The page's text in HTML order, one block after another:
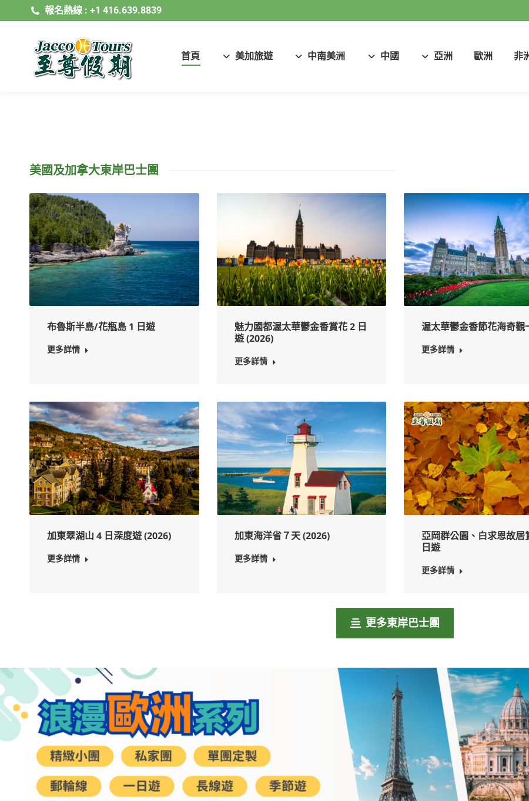
報名熱線 : +1 416.639.8839
首頁 美加旅遊 中南美洲 中國 亞洲 歐洲 非
美國及加拿大東岸巴士團
布魯斯半島/花瓶島 1 日遊
更多詳情
魅力國都渥太華鬱金香賞花 2 日
遊 (2026)
更多詳情
渥太華鬱金香節花海奇觀
更多詳情
加東翠湖山 4 日深度遊 (2026)
更多詳情
加東海洋省７天 (2026)
更多詳情
亞岡群公園、白求恩故居
日遊
更多詳情
更多東岸巴士團